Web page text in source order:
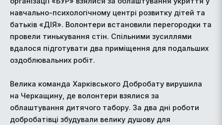
навчально-психологічному центрі розвитку дітей та
батьків «ДІЯ». Волонтери встановили перегородки та
провели тинькування стін. Спільними зусиллями
вдалося підготувати два приміщення для подальших
оздоблювальних робіт.
Велика команда Харківського Добробату вирушила
на Черкащину, де волонтери взялися за
облаштування дитячого табору. За два дні роботи
добробатівці збудували велику душову для